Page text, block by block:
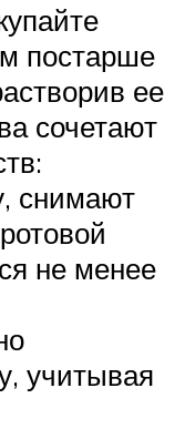
постарше
ее
сочетают
снимают
не менее
учитывая